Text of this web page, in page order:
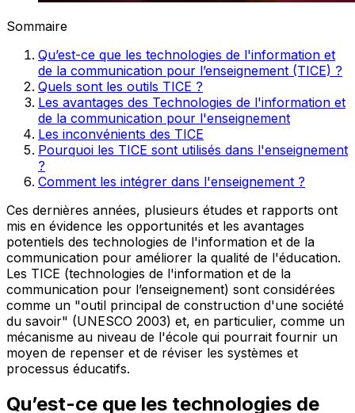
Sommaire
Qu’est-ce que les technologies de l'information et
de la communication pour l’enseignement (TICE) ?
Quels sont les outils TICE ?
Les avantages des Technologies de l'information et
de la communication pour l'enseignement
Les inconvénients des TICE
Pourquoi les TICE sont utilisés dans l'enseignement
?
Comment les intégrer dans l'enseignement ?
Ces dernières années, plusieurs études et rapports ont
mis en évidence les opportunités et les avantages
potentiels des technologies de l'information et de la
communication pour améliorer la qualité de l'éducation.
Les TICE (technologies de l'information et de la
communication pour l’enseignement) sont considérées
comme un "outil principal de construction d'une société
du savoir" (UNESCO 2003) et, en particulier, comme un
mécanisme au niveau de l'école qui pourrait fournir un
moyen de repenser et de réviser les systèmes et
processus éducatifs.
Qu’est-ce que les technologies de